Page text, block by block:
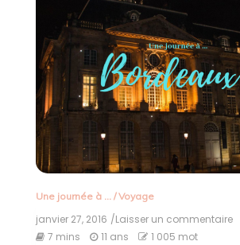
Une journée à .../Voyage
janvier 27, 2016 /Laisser un commentaireon
7 mins 11 ans 1 005 mot